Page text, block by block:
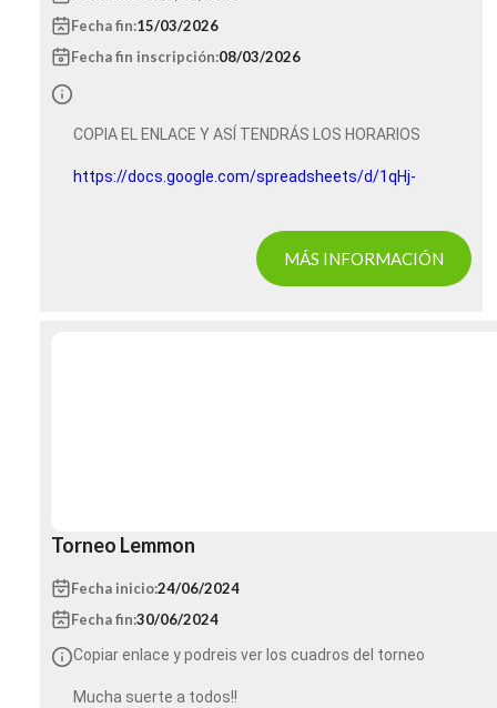
Fecha fin:15/03/2026
Fecha fin inscripción:08/03/2026
COPIA EL ENLACE Y ASÍ TENDRÁS LOS HORARIOS
https://docs.google.com/spreadsheets/d/1qHj-
NOS VEMOS POR LAS PISTAS
MÁS INFORMACIÓN
Torneo Lemmon
Fecha inicio:24/06/2024
Fecha fin:30/06/2024
Copiar enlace y podreis ver los cuadros del torneo
Mucha suerte a todos!!